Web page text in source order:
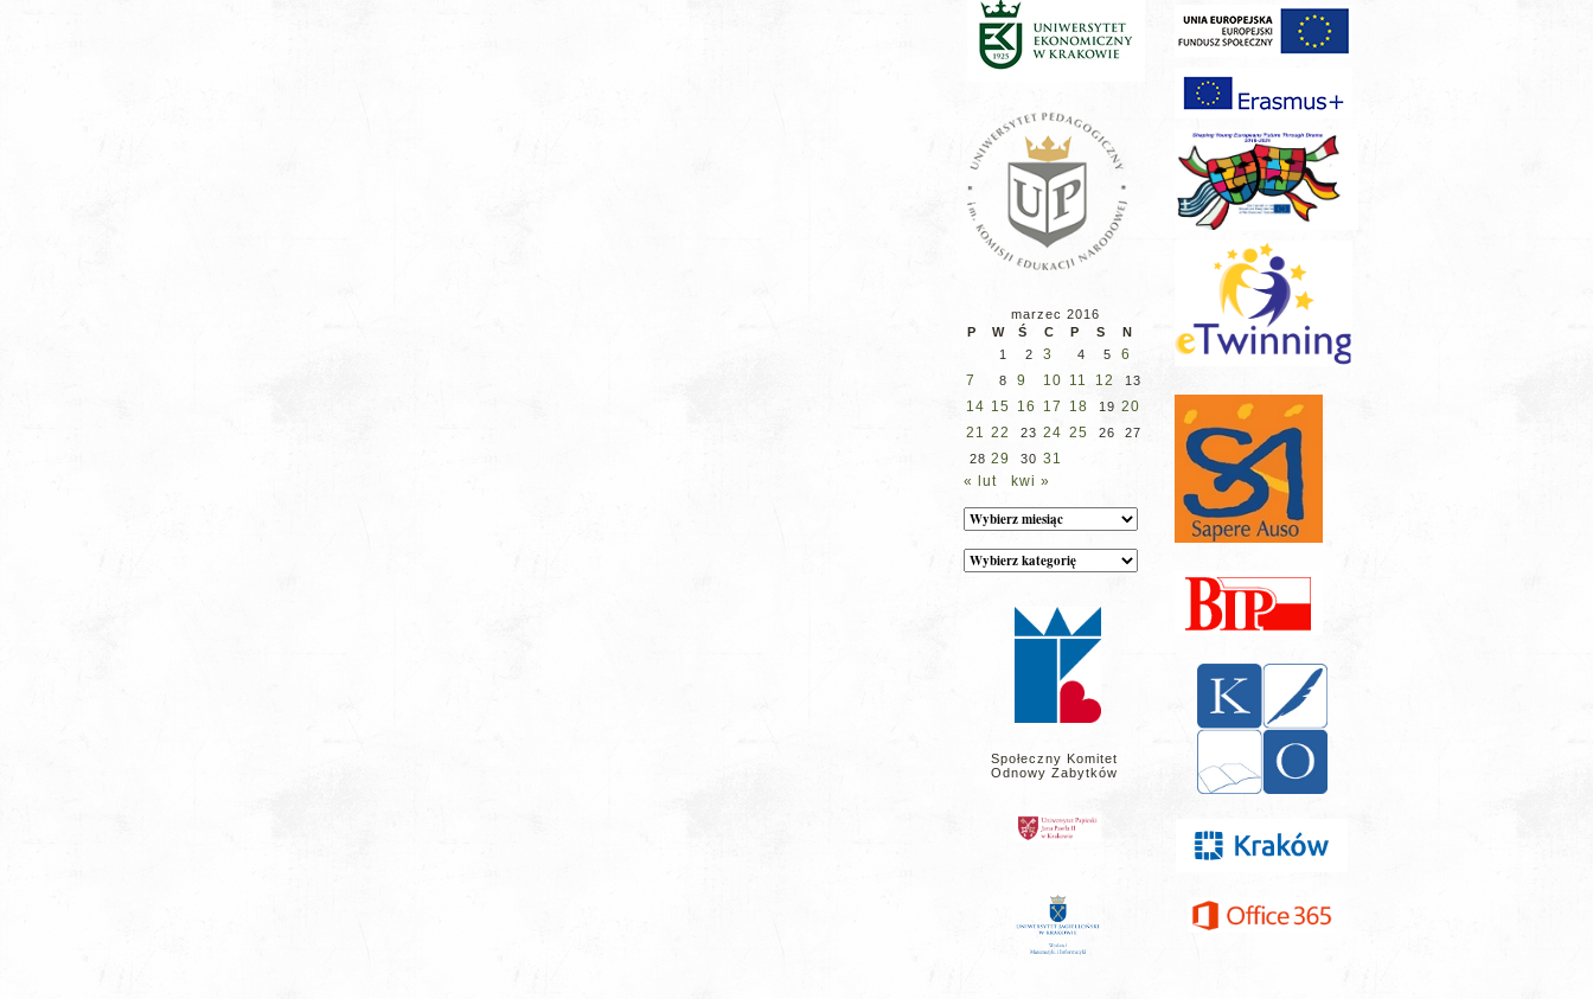
marzec 2016
P
W Ś C P S
N
1
2 3 4 5
6
7
8 9 10 11 12 13
14 15 16 17 18 19 20
21 22 23 24 25 26
27
28 29 30 31
« lut
kwi »
Archiwum
Kategorie
wpisów
Społeczny Komitet
Odnowy Zabytków